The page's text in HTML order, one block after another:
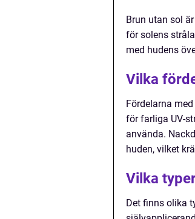
Brun utan sol
för solens
med hudens
Vilka
Fördelarna
för farliga UV-
använda.
huden, vilket
Vilka
Det finns olika